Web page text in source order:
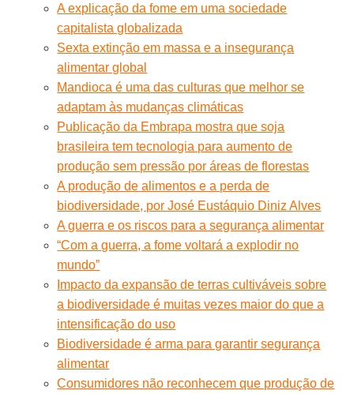
A explicação da fome em uma sociedade
capitalista globalizada
Sexta extinção em massa e a insegurança
alimentar global
Mandioca é uma das culturas que melhor se
adaptam às mudanças climáticas
Publicação da Embrapa mostra que soja
brasileira tem tecnologia para aumento de
produção sem pressão por áreas de florestas
A produção de alimentos e a perda de
biodiversidade, por José Eustáquio Diniz Alves
A guerra e os riscos para a segurança alimentar
“Com a guerra, a fome voltará a explodir no
mundo”
Impacto da expansão de terras cultiváveis sobre
a biodiversidade é muitas vezes maior do que a
intensificação do uso
Biodiversidade é arma para garantir segurança
alimentar
Consumidores não reconhecem que produção de